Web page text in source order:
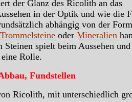
der Glanz des Ricolith an das
in der Optik und wie die
abhängig von der
Trommelsteine oder Mineralien
Steinen spielt beim Aussehen
Rolle.
Fundstellen
Ricolith, mit unterschiedlich